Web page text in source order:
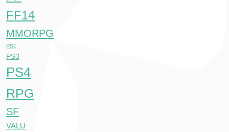
FF14
MMORPG
PS1
PS3
PS4
RPG
SF
VALU